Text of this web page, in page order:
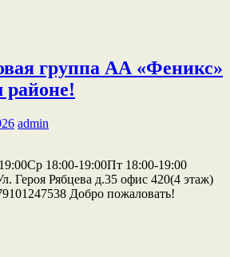
группа АА «Феникс»
admin
18:00-19:00Пт 18:00-19:00
Героя Рябцева д.35 офис 420(4 этаж)
Добро пожаловать!